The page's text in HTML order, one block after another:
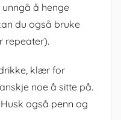
å henge
du også bruke
repeater).
klær for
noe å sitte på.
også penn og